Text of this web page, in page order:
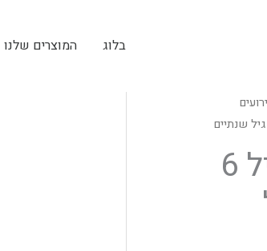
בלוג המוצרים שלנו
כמות ילדים מגיל 6